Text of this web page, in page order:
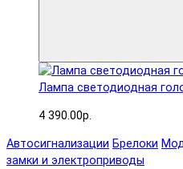
Лампа светодиодная
4 390.00р.
Автосигнализации Брелоки
замки и электроприводы